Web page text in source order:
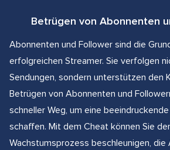
Betrügen von Abonnenten
Abonnenten und Follower sind die
erfolgreichen Streamer. Sie verfolgen
Sendungen, sondern unterstützen den
Betrügen von Abonnenten und
schneller Weg, um eine
schaffen. Mit dem Cheat können Sie
Wachstumsprozess beschleunigen,